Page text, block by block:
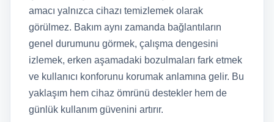
amacı yalnızca cihazı temizlemek olarak
görülmez. Bakım aynı zamanda bağlantıların
genel durumunu görmek, çalışma dengesini
izlemek, erken aşamadaki bozulmaları fark etmek
ve kullanıcı konforunu korumak anlamına gelir. Bu
yaklaşım hem cihaz ömrünü destekler hem de
günlük kullanım güvenini artırır.